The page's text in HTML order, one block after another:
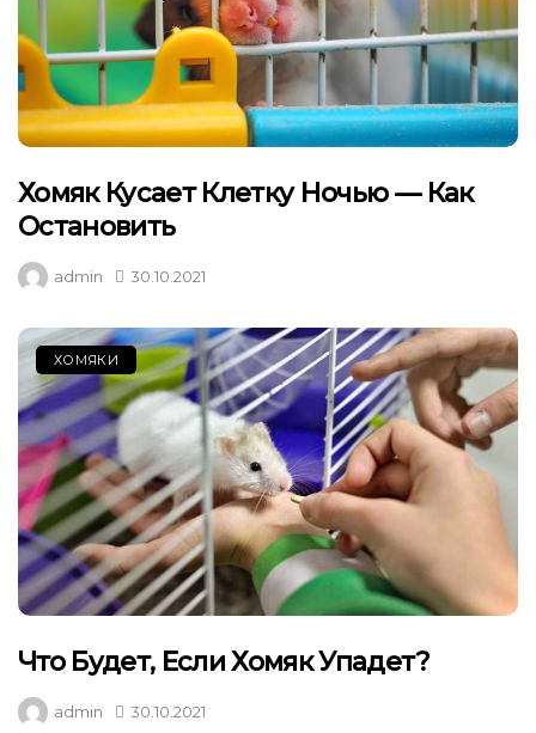
Хомяк Кусает Клетку Ночью — Как
Остановить
admin 30.10.2021
ХОМЯКИ
Что Будет, Если Хомяк Упадет?
admin 30.10.2021